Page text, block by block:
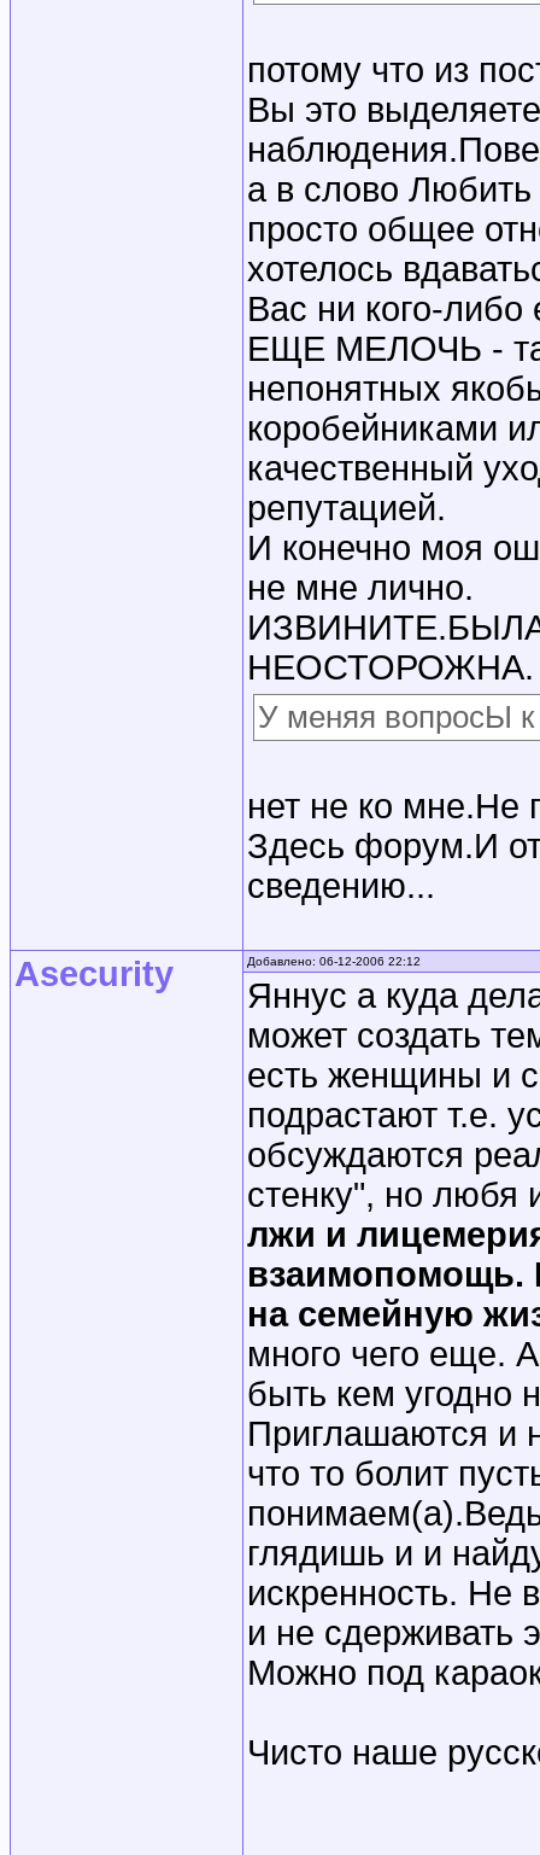
потому что из
Вы это
а в слово
просто общее
хотелось
Вас ни кого-
ЕЩЕ МЕЛОЧЬ -
непонятных
коробейниками
качественный
репутацией.
И конечно моя
не мне лично.
НЕОСТОРОЖНА.
У меняя вопросЫ
нет не ко мне.Не
Здесь форум.И
сведению...
Asecurity Добавлено: 06-12-2006 22:12
Яннус а куда
может создать
есть женщины и
подрастают т.е.
обсуждаются
стенку", но любя
лжи и
взаимопомощь.
на семейную
много чего еще.
быть кем угодно
Приглашаются и
что то болит
глядишь и и
искренность. Не
и не сдерживать
Можно под
Чисто наше